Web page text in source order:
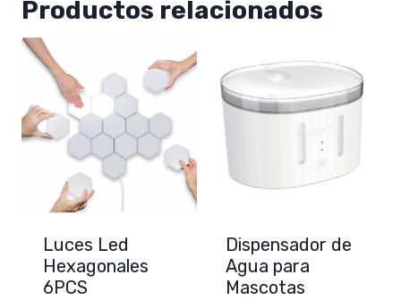
Productos relacionados
Luces Led
Hexagonales
6PCS
Dispensador de
Agua para
Mascotas